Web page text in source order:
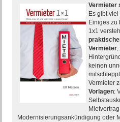
Vermieter
Es gibt
Einiges zu
1x1
Vermieter,
keinen
Vermieter
Vorlagen:
Modernisierungsankündigung oder